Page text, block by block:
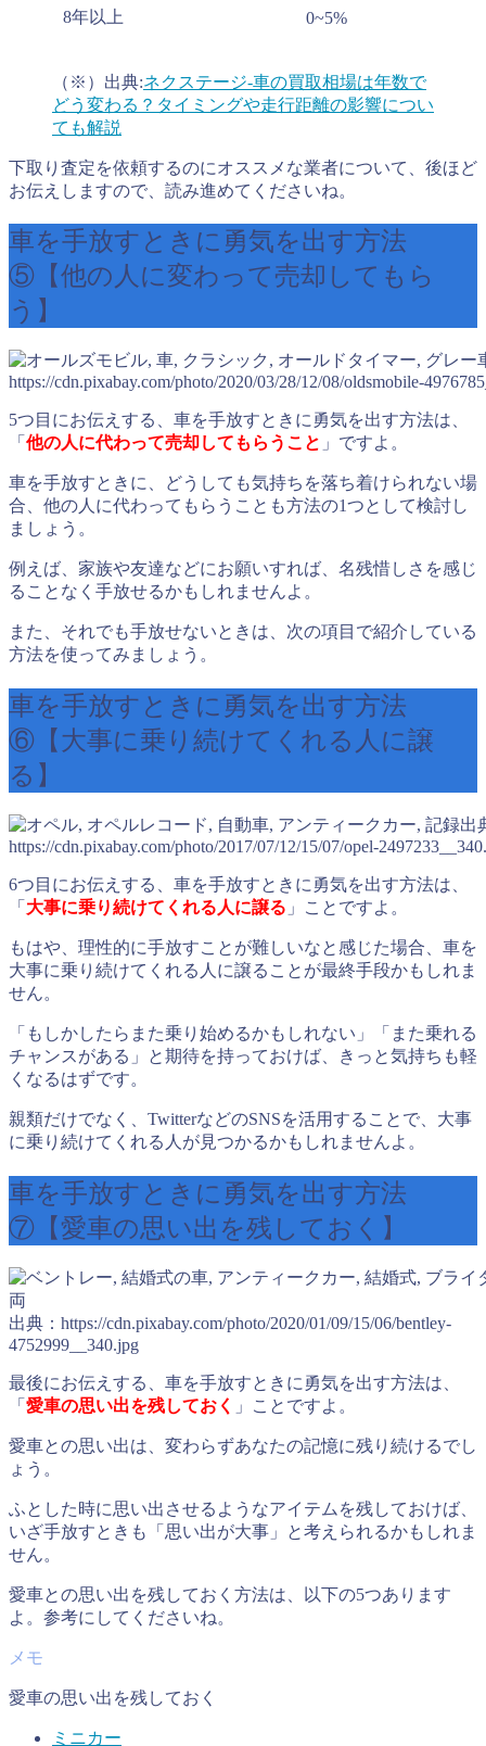
8年以上 0~5%
（※）出典:ネクステージ-車の買取相場は年数で
どう変わる？タイミングや走行距離の影響につい
ても解説
下取り査定を依頼するのにオススメな業者について、後ほど
お伝えしますので、読み進めてくださいね。
車を手放すときに勇気を出す方法
⑤【他の人に変わって売却してもら
う】
https://cdn.pixabay.com/photo/2020/03/28/12/08/oldsmobile-
5つ目にお伝えする、車を手放すときに勇気を出す方法は、
「 他の人に代わって売却してもらうこと 」ですよ。
車を手放すときに、どうしても気持ちを落ち着けられない場
合、他の人に代わってもらうことも方法の1つとして検討し
ましょう。
例えば、家族や友達などにお願いすれば、名残惜しさを感じ
ることなく手放せるかもしれませんよ。
また、それでも手放せないときは、次の項目で紹介している
方法を使ってみましょう。
車を手放すときに勇気を出す方法
⑥【大事に乗り続けてくれる人に譲
る】
出
https://cdn.pixabay.com/photo/2017/07/12/15/07/opel-
6つ目にお伝えする、車を手放すときに勇気を出す方法は、
「 大事に乗り続けてくれる人に譲る 」ことですよ。
もはや、理性的に手放すことが難しいなと感じた場合、車を
大事に乗り続けてくれる人に譲ることが最終手段かもしれま
せん。
「もしかしたらまた乗り始めるかもしれない」「また乗れる
チャンスがある」と期待を持っておけば、きっと気持ちも軽
くなるはずです。
親類だけでなく、TwitterなどのSNSを活用することで、大事
に乗り続けてくれる人が見つかるかもしれませんよ。
車を手放すときに勇気を出す方法
⑦【愛車の思い出を残しておく】
出典：https://cdn.pixabay.com/photo/2020/01/09/15/06/bentley-
4752999__340.jpg
最後にお伝えする、車を手放すときに勇気を出す方法は、
「 愛車の思い出を残しておく 」ことですよ。
愛車との思い出は、変わらずあなたの記憶に残り続けるでし
ょう。
ふとした時に思い出させるようなアイテムを残しておけば、
いざ手放すときも「思い出が大事」と考えられるかもしれま
せん。
愛車との思い出を残しておく方法は、以下の5つあります
よ。参考にしてくださいね。
愛車の思い出を残しておく
ミニカー